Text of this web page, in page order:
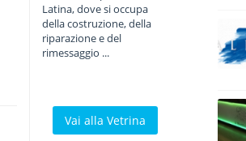
Latina, dove si occupa
della costruzione, della
riparazione e del
rimessaggio ...
Vai alla Vetrina